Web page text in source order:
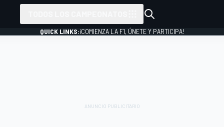
QUICK LINKS:¡COMIENZA LA F1, ÚNETE Y PARTICIPA!